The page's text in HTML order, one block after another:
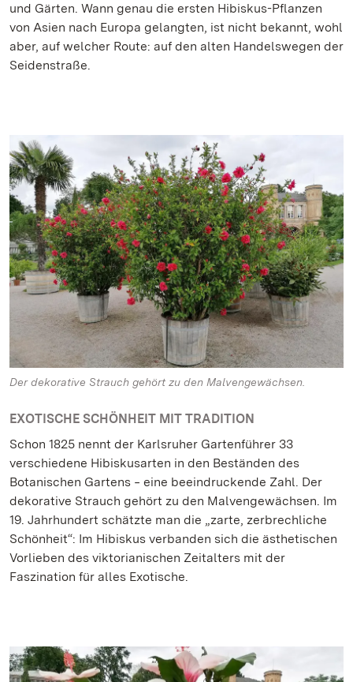
und Gärten. Wann genau die ersten Hibiskus-Pflanzen
von Asien nach Europa gelangten, ist nicht bekannt, wohl
aber, auf welcher Route: auf den alten Handelswegen der
Seidenstraße.
Der dekorative Strauch gehört zu den Malvengewächsen.
EXOTISCHE SCHÖNHEIT MIT TRADITION
Schon 1825 nennt der Karlsruher Gartenführer 33
verschiedene Hibiskusarten in den Beständen des
Botanischen Gartens ‒ eine beeindruckende Zahl. Der
dekorative Strauch gehört zu den Malvengewächsen. Im
19. Jahrhundert schätzte man die „zarte, zerbrechliche
Schönheit“: Im Hibiskus verbanden sich die ästhetischen
Vorlieben des viktorianischen Zeitalters mit der
Faszination für alles Exotische.